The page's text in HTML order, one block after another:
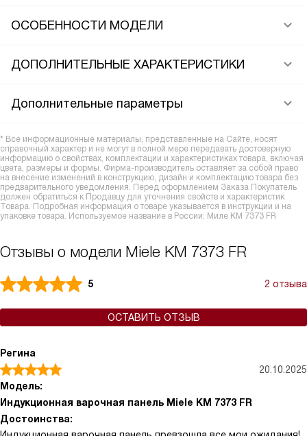
ОСОБЕННОСТИ МОДЕЛИ
ДОПОЛНИТЕЛЬНЫЕ ХАРАКТЕРИСТИКИ
Дополнительные параметры
* Все информационные материалы, представленные на Сайте, носят
справочный характер и не могут в полной мере передавать достоверную
информацию о свойствах, комплектации и характеристиках товара, включая
цвета, размеры и формы. Фирма-производитель оставляет за собой право
на внесение изменений в конструкцию, дизайн и комплектацию товара без
предварительного уведомления. Перед оформлением Заказа Покупатель
должен обратиться к Продавцу для уточнения свойств и характеристик
Товара. Подробная информация о товаре указывается в инструкции и на
упаковке товара. Используемое название в России: Миле KM 7373 FR
Отзывы о модели Miele KM 7373 FR
5 2 отзыва
ОСТАВИТЬ ОТЗЫВ
Регина
20.10.2025
Модель:
Индукционная варочная панель Miele KM 7373 FR
Достоинства: